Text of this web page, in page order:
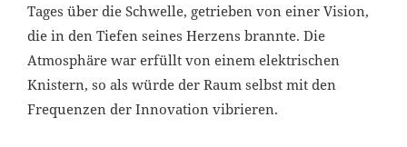
Tages über die Schwelle, getrieben von einer Vision,
die in den Tiefen seines Herzens brannte. Die
Atmosphäre war erfüllt von einem elektrischen
Knistern, so als würde der Raum selbst mit den
Frequenzen der Innovation vibrieren.